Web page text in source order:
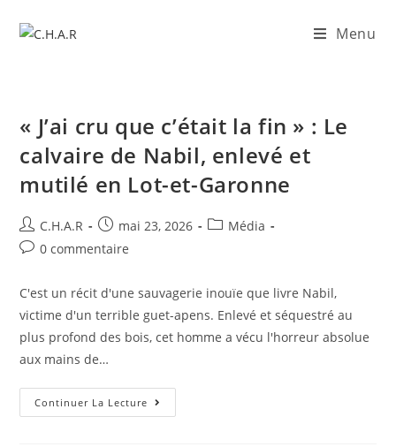
Menu
​« J’ai cru que c’était la fin » : Le
calvaire de Nabil, enlevé et
mutilé en Lot-et-Garonne
C.H.A.R mai 23, 2026
Média
0 commentaire
C'est un récit d'une sauvagerie inouïe que livre Nabil,
victime d'un terrible guet-apens. Enlevé et séquestré au
plus profond des bois, cet homme a vécu l'horreur absolue
aux mains de…
Continuer La Lecture